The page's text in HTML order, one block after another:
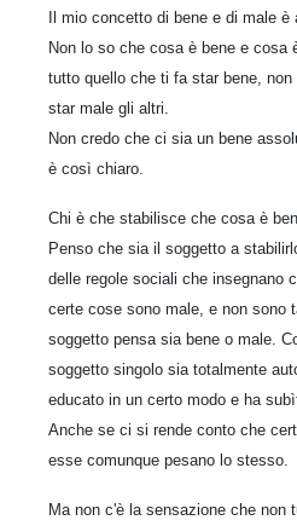
Il mio concetto di bene e di male è
Non lo so che cosa è bene e cosa
tutto quello che ti fa star bene,
star male gli altri.
Non credo che ci sia un bene
è così chiaro.
Chi è che stabilisce che cosa è
Penso che sia il soggetto a
delle regole sociali che insegnano
certe cose sono male, e non sono
soggetto pensa sia bene o male.
soggetto singolo sia totalmente
educato in un certo modo e ha
Anche se ci si rende conto che
esse comunque pesano lo stesso.
Ma non c'è la sensazione che non